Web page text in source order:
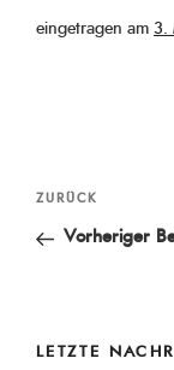
eingetragen am 3.
Vorheriger
Beitrag
ZURÜCK
Vorheriger
LETZTE